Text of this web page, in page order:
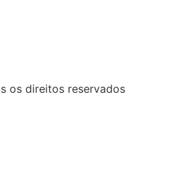
os direitos reservados